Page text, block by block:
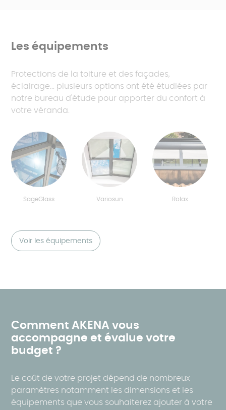
Les équipements
Protections de la toiture et des façades,
éclairage... plusieurs options ont été étudiées par
notre bureau d'étude pour apporter du confort à
votre véranda.
SageGlass Variosun Rolax
Voir les équipements
Comment AKENA vous
accompagne et évalue votre
budget ?
Le coût de votre projet dépend de nombreux
paramètres notamment les dimensions et les
équipements que vous souhaiterez ajouter à votre